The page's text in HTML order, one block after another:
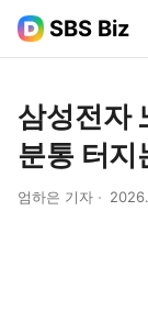
SBS Biz
삼성전자
분통 터지
엄하은 기자